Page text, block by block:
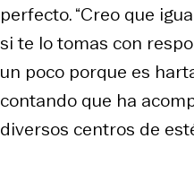
perfecto. “Creo que
si te lo tomas con
un poco porque es
contando que ha
diversos centros de